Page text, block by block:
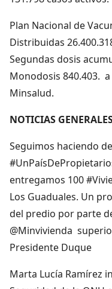
Plan Nacional de
Distribuidas
Segundas dosis
Monodosis 840.403.
Minsalud.
NOTICIAS
Seguimos haciendo
entregamos 100
Los Guaduales. Un
del predio por parte
@Minvivienda
Presidente Duque
Marta Lucía Ramírez